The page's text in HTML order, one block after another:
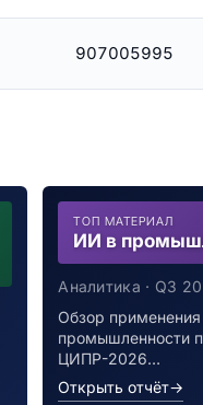
907005995
ТОП МАТЕРИАЛ
ИИ в
Аналитика · Q3
Обзор применения
промышленности
ЦИПР-2026…
Открыть отчёт→